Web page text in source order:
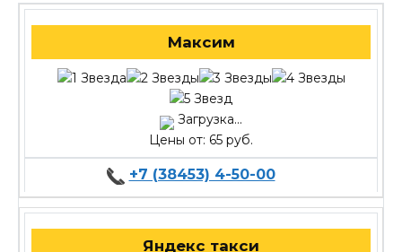
Максим
Загрузка...
Цены от: 65 руб.
+7 (38453) 4-50-00
Яндекс такси